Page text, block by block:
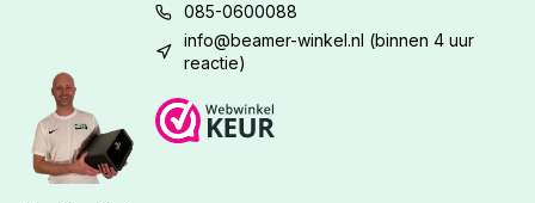
085-0600088
info@beamer-winkel.nl (binnen 4 uur
reactie)